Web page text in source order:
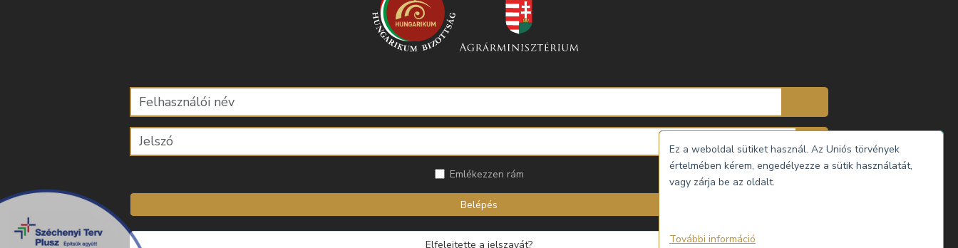
Emlékezzen rám
Belépés
Elfelejtette a jelszavát?
Ez a weboldal sütiket használ. Az Uniós törvények
értelmében kérem, engedélyezze a sütik használatát,
vagy zárja be az oldalt.
További információ